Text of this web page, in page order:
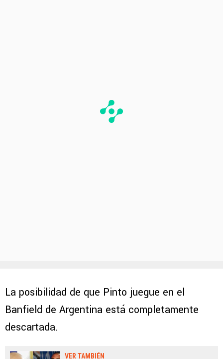
La posibilidad de que Pinto juegue en el
Banfield de Argentina está completamente
descartada.
VER TAMBIÉN